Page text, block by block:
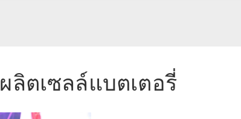
ผลิตเซลล์แบตเตอรี่